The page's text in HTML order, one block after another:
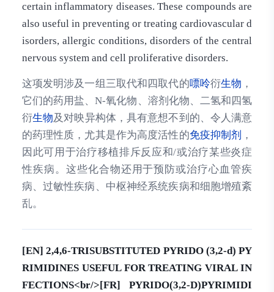
certain inflammatory diseases. These compounds are
also useful in preventing or treating cardiovascular d
isorders, allergic conditions, disorders of the central
nervous system and cell proliferative disorders.
这项发明涉及一组三取代和四取代的嘌呤衍生物 ，
它们的药用盐、N-氧化物、溶剂化物、二氢和四氢
衍生物及对映异构体，具有意想不到的、令人满意
的药理性质，尤其是作为高度活性的免疫抑制剂 ，
因此可用于治疗移植排斥反应和/或治疗某些炎症
性疾病。这些化合物还用于预防或治疗心血管疾
病、过敏性疾病、中枢神经系统疾病和细胞增殖紊
乱。
[EN] 2,4,6-TRISUBSTITUTED PYRIDO (3,2-d) PY
RIMIDINES USEFUL FOR TREATING VIRAL IN
FECTIONS<br/>[FR] PYRIDO(3,2-D)PYRIMIDI